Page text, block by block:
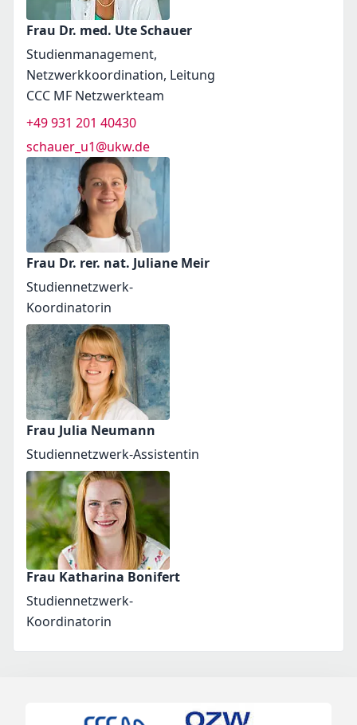
Frau Dr. med. Ute Schauer
Studienmanagement,
Netzwerkkoordination, Leitung
CCC MF Netzwerkteam
+49 931 201 40430
schauer_u1@ukw.de
Frau Dr. rer. nat. Juliane Meir
Studiennetzwerk-
Koordinatorin
Frau Julia Neumann
Studiennetzwerk-Assistentin
Frau Katharina Bonifert
Studiennetzwerk-
Koordinatorin